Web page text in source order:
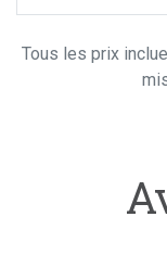
Tous les prix